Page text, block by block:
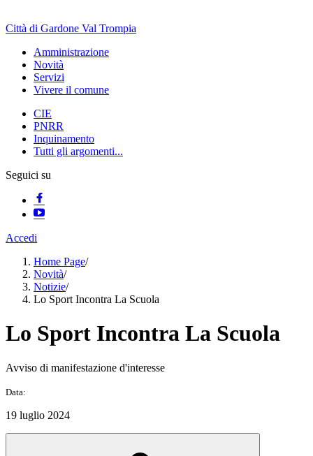
Città di Gardone Val Trompia
Amministrazione
Novità
Servizi
Vivere il comune
CIE
PNRR
Inquinamento
Tutti gli argomenti...
Seguici su
Accedi
Home Page/
Novità/
Notizie/
Lo Sport Incontra La Scuola
Lo Sport Incontra La Scuola
Avviso di manifestazione d'interesse
Data:
19 luglio 2024